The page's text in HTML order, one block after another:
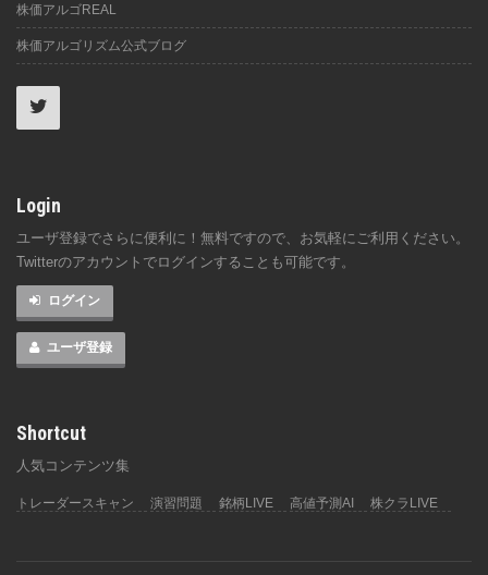
株価アルゴREAL
株価アルゴリズム公式ブログ
Login
ユーザ登録でさらに便利に！無料ですので、お気軽にご利用ください。
Twitterのアカウントでログインすることも可能です。
ログイン
ユーザ登録
Shortcut
人気コンテンツ集
トレーダースキャン 演習問題 銘柄LIVE 高値予測AI 株クラLIVE